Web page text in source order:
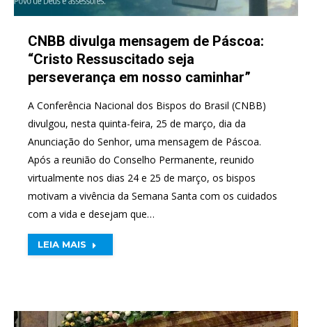
CNBB divulga mensagem de Páscoa:
“Cristo Ressuscitado seja
perseverança em nosso caminhar”
A Conferência Nacional dos Bispos do Brasil (CNBB)
divulgou, nesta quinta-feira, 25 de março, dia da
Anunciação do Senhor, uma mensagem de Páscoa.
Após a reunião do Conselho Permanente, reunido
virtualmente nos dias 24 e 25 de março, os bispos
motivam a vivência da Semana Santa com os cuidados
com a vida e desejam que…
LEIA MAIS